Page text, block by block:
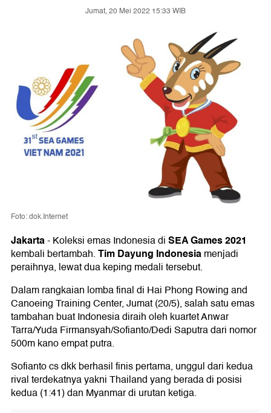
Jumat, 20 Mei 2022 15:33 WIB
Foto: dok.Internet
Jakarta-Koleksi emas Indonesia diSEA Games 2021
kembali bertambah.Tim Dayung Indonesiamenjadi
peraihnya, lewat dua keping medali tersebut.
Dalam rangkaian lomba final di Hai Phong Rowing and
Canoeing Training Center, Jumat (20/5), salah satu emas
tambahan buat Indonesia diraih oleh kuartet Anwar
Tarra/Yuda Firmansyah/Sofianto/Dedi Saputra dari nomor
500m kano empat putra.
Sofianto cs dkk berhasil finis pertama, unggul dari kedua
rival terdekatnya yakni Thailand yang berada di posisi
kedua (1:41) dan Myanmar di urutan ketiga.